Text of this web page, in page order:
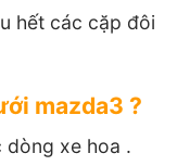
hết các cặp đôi
mazda3 ?
dòng xe hoa .